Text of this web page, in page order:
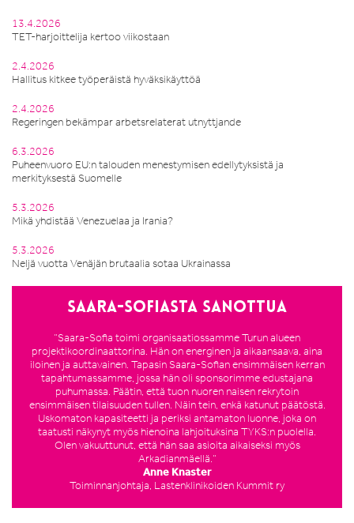
13.4.2026
TET-harjoittelija kertoo viikostaan
2.4.2026
Hallitus kitkee työperäistä hyväksikäyttöä
2.4.2026
Regeringen bekämpar arbetsrelaterat utnyttjande
6.3.2026
Puheenvuoro EU:n talouden menestymisen edellytyksistä ja
merkityksestä Suomelle
5.3.2026
Mikä yhdistää Venezuelaa ja Irania?
5.3.2026
Neljä vuotta Venäjän brutaalia sotaa Ukrainassa
Saara-Sofiasta sanottua
”Saara-Sofia toimi organisaatiossamme Turun alueen
projektikoordinaattorina. Hän on energinen ja aikaansaava, aina
iloinen ja auttavainen. Tapasin Saara-Sofian ensimmäisen kerran
tapahtumassamme, jossa hän oli sponsorimme edustajana
puhumassa. Päätin, että tuon nuoren naisen rekrytoin
ensimmäisen tilaisuuden tullen. Näin tein, enkä katunut päätöstä.
Uskomaton kapasiteetti ja periksi antamaton luonne, joka on
taatusti näkynyt myös hienoina lahjoituksina TYKS:n puolella.
Olen vakuuttunut, että hän saa asioita aikaiseksi myös
Arkadianmäellä.”
Anne Knaster
Toiminnanjohtaja, Lastenklinikoiden Kummit ry